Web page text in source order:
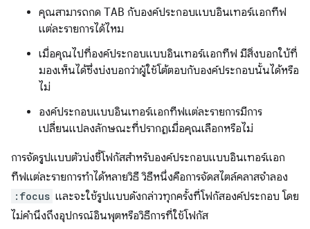
คุณสามารถกด TAB กับองค์ประกอบแบบอินเทอร์แอกทีฟ
แต่ละรายการได้ไหม
เมื่อคุณไปที่องค์ประกอบแบบอินเทอร์แอกทีฟ มีสิ่งบอกใบ้ที่
มองเห็นได้ซึ่งบ่งบอกว่าผู้ใช้โต้ตอบกับองค์ประกอบนั้นได้หรือ
ไม่
องค์ประกอบแบบอินเทอร์แอกทีฟแต่ละรายการมีการ
เปลี่ยนแปลงลักษณะที่ปรากฏเมื่อคุณเลือกหรือไม่
การจัดรูปแบบตัวบ่งชี้โฟกัสสำหรับองค์ประกอบแบบอินเทอร์แอก
ทีฟแต่ละรายการทำได้หลายวิธี วิธีหนึ่งคือการจัดสไตล์คลาสจำลอง
:focus และจะใช้รูปแบบดังกล่าวทุกครั้งที่โฟกัสองค์ประกอบ โดย
ไม่คำนึงถึงอุปกรณ์อินพุตหรือวิธีการที่ใช้โฟกัส